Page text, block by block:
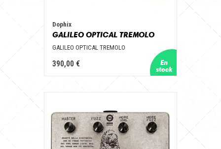
Dophix
GALILEO OPTICAL TREMOLO
GALILEO OPTICAL TREMOLO
390,00 €